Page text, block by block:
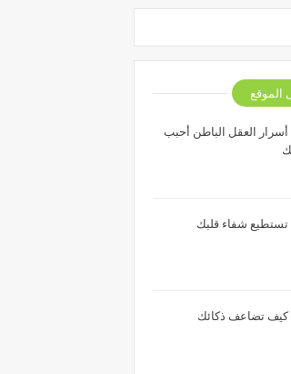
الموقع
العقل الباطن أحبب
تستطيع شفاء قلبك
كيف تضاعف ذكائك